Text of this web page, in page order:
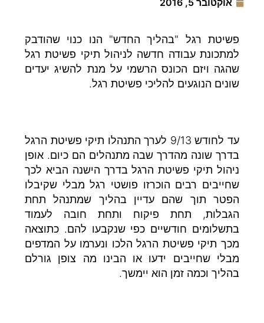
אוקטובר 5, 2016
פשיטת רגל "בהליך החדש" הנו כנוי שהודבק
למתכונת עבודה חדשה לניהול תיקי פשיטת רגל
שהגה ויזם הכונס הרשמי על מנת להשיג יעדים
שונים הנוגעים להליכי פשיטת רגל.
עד לחודש 9/13 לערך התנהלו תיקי פשיטת הרגל
בדרך שונה מהדרך שבה מתנהלים הם כיום. אופן
ניהול תיקי פשיטת הרגל בדרך הישנה הביא לכך
שחייבים רבים הוכרזו פושטי רגל מבלי שקיבלו
הפטר תוך שהם עדיין בהליך שמתנהל תחת
הגבלות, תחת פיקוח ותחת חובה לעמוד
בתשלומים חודשיים כפי שנקבעו להם. כתוצאה
מכך תיקי פשיטת הרגל הלכו ונערמו על המדפים
מבלי שחייבים ידעו או הבינו מה צופן גורלם
בהליך וכמה זמן הוא יימשך.